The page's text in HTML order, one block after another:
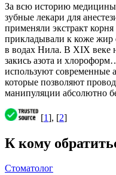
За всю историю медицины
зубные лекари для
применяли экстракт
прикладывали к коже жир
в водах Нила. В XIX веке
закись азота и
используют современные
которые позволяют
манипуляции абсолютно
[1], [2]
К кому
Стоматолог